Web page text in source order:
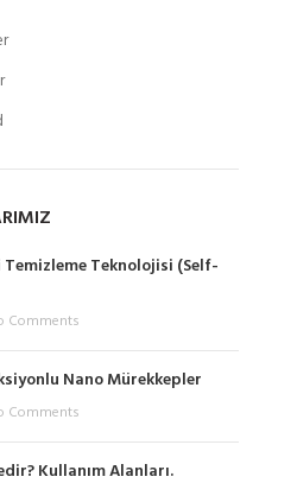
Teknolojisi (Self-
Comments
Nano Mürekkepler
Comments
Kullanım Alanları.